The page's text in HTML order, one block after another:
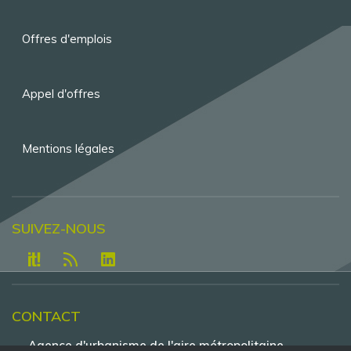
de
Offres d'emplois
Appel d'offres
Mentions légales
CONTACT
Agence d'urbanisme de l'aire métropolitaine
SUIVEZ-NOUS